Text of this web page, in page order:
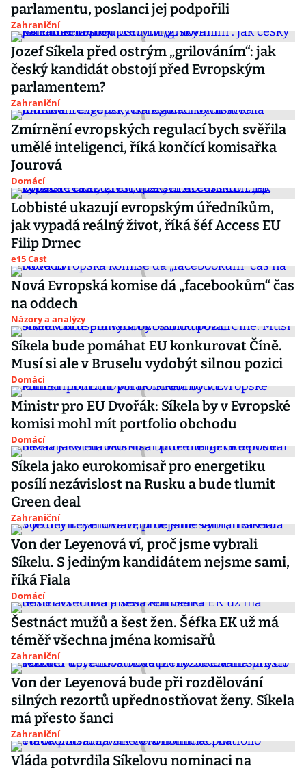
parlamentu, poslanci jej podpořili
Zahraniční
Jozef Síkela před ostrým „grilováním“: jak
český kandidát obstojí před Evropským
parlamentem?
Zahraniční
Zmírnění evropských regulací bych svěřila
umělé inteligenci, říká končící komisařka
Jourová
Domácí
Lobbisté ukazují evropským úředníkům,
jak vypadá reálný život, říká šéf Access EU
Filip Drnec
e15 Cast
Nová Evropská komise dá „facebookům“ čas
na oddech
Názory a analýzy
Síkela bude pomáhat EU konkurovat Číně.
Musí si ale v Bruselu vydobýt silnou pozici
Domácí
Ministr pro EU Dvořák: Síkela by v Evropské
komisi mohl mít portfolio obchodu
Domácí
Síkela jako eurokomisař pro energetiku
posílí nezávislost na Rusku a bude tlumit
Green deal
Zahraniční
Von der Leyenová ví, proč jsme vybrali
Síkelu. S jediným kandidátem nejsme sami,
říká Fiala
Domácí
Šestnáct mužů a šest žen. Šéfka EK už má
téměř všechna jména komisařů
Zahraniční
Von der Leyenová bude při rozdělování
silných rezortů upřednostňovat ženy. Síkela
má přesto šanci
Zahraniční
Vláda potvrdila Síkelovu nominaci na